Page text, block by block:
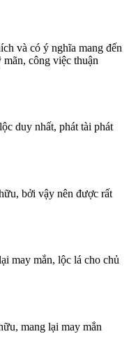
và có ý nghĩa mang đến
công việc thuận
duy nhất, phát tài phát
bởi vậy nên được rất
may mắn, lộc lá cho chủ
mang lại may mắn